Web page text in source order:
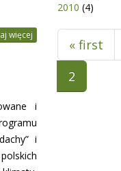
więcej
i
i
2010 (4)
Pages
« first
2